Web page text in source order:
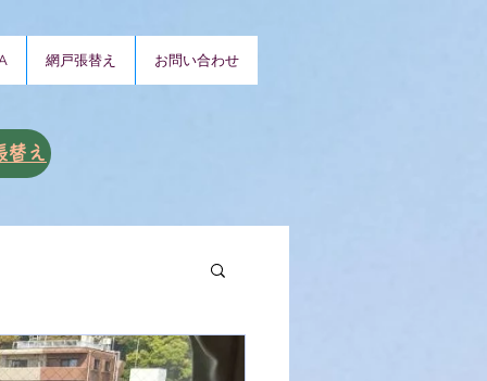
網戸張替え お問い合わせ
え